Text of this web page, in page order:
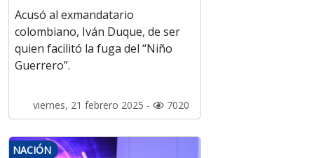
Acusó al exmandatario
colombiano, Iván Duque, de ser
quien facilitó la fuga del “Niño
Guerrero”.
viernes, 21 febrero 2025 - 7020
NACIÓN